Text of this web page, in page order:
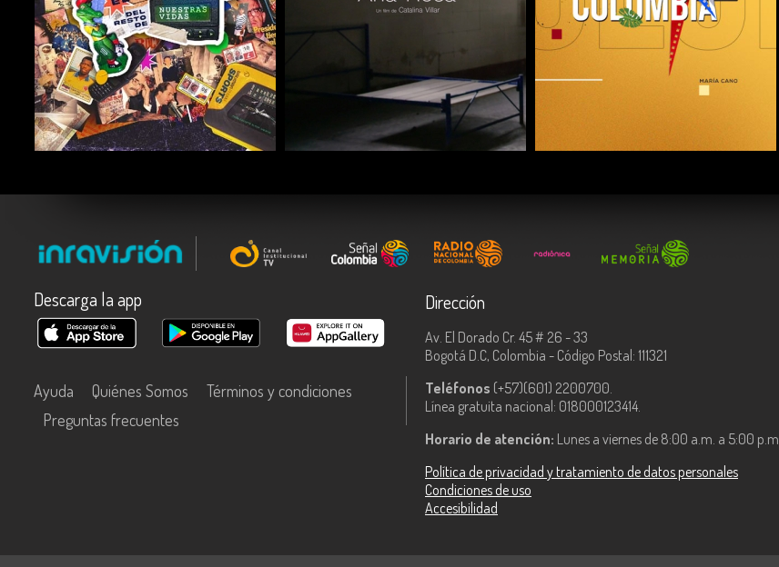
COMPARTIR COMPARTIR
Descarga la app
Ayuda Quiénes Somos
Términos y condiciones
Preguntas frecuentes
Dirección
Av. El Dorado Cr. 45 # 26 - 33
Bogotá D.C, Colombia - Código Postal: 111321
Teléfonos (+57)(601) 2200700.
Línea gratuita nacional: 018000123414.
Horario de atención: Lunes a viernes de 8:00 a.m. a 5:00 p.m.
Política de privacidad y tratamiento de datos personales
Condiciones de uso
Accesibilidad